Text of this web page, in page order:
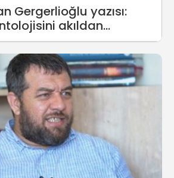
Gergerlioğlu yazısı:
akıldan